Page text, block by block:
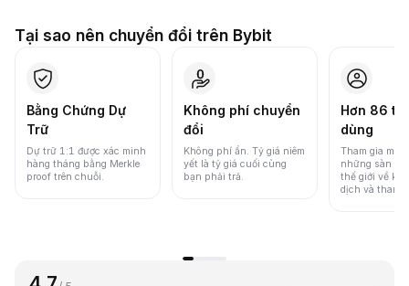
Tại sao nên chuyển đổi trên Bybit
Bằng Chứng Dự
Trữ
Dự trữ 1:1 được xác minh
hàng tháng bằng Merkle
proof trên chuỗi.
Không phí chuyển
đổi
Không phí ẩn. Tỷ giá niêm
yết là tỷ giá cuối cùng
bạn phải trả.
Hơn 86
dùng
Tham gia một
những sàn
thế giới về
dịch và thanh